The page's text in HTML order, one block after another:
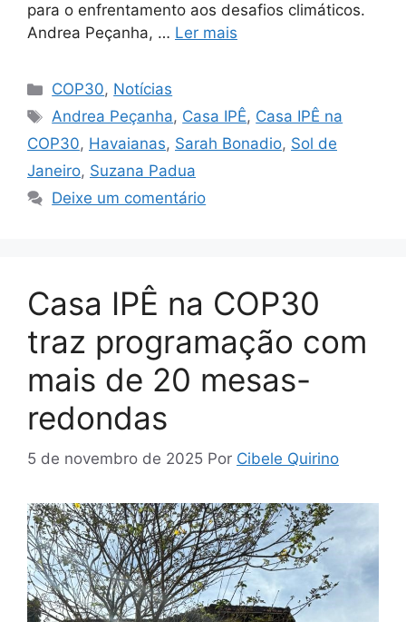
para o enfrentamento aos desafios climáticos.
Andrea Peçanha, … Ler mais
COP30, Notícias
Andrea Peçanha, Casa IPÊ, Casa IPÊ na
COP30, Havaianas, Sarah Bonadio, Sol de
Janeiro, Suzana Padua
Deixe um comentário
Casa IPÊ na COP30
traz programação com
mais de 20 mesas-
redondas
5 de novembro de 2025 Por Cibele Quirino